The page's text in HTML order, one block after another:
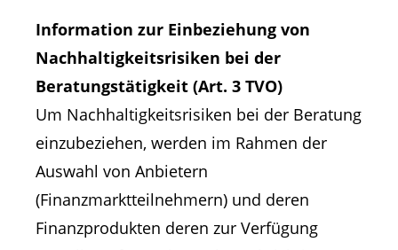
Information zur Einbeziehung von
Nachhaltigkeitsrisiken bei der
Beratungstätigkeit (Art. 3 TVO)
Um Nachhaltigkeitsrisiken bei der Beratung
einzubeziehen, werden im Rahmen der
Auswahl von Anbietern
(Finanzmarktteilnehmern) und deren
Finanzprodukten deren zur Verfügung